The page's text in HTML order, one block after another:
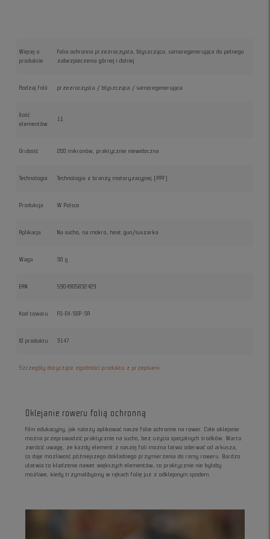
Więcej o
produkcie
Folia ochronna przezroczysta, błyszcząca, samoregenerująca do pełnego
zabezpieczenia górnej i dolnej
Rodzaj folii przezroczysta / błyszcząca / samoregenerująca
Ilość
elementów
11
Grubość 200 mikronów, praktycznie niewidoczna
Technologia Technologia z branży motoryzacyjnej (PPF)
Produkcja W Polsce
Aplikacja Na sucho, na mokro, heat gun/suszarka
Waga 30 g
EAN 5904905832429
Kod towaru FO-EX-SGP-SR
ID produktu 3147
Szczegóły dotyczące zgodności produktu z przepisami
Oklejanie roweru folią ochronną
Film edukacyjny, jak należy aplikować nasze folie ochronne na rower. Całe oklejanie
można przeprowadzić praktycznie na sucho, bez użycia specjalnych środków. Warto
zwrócić uwagę, że każdy element z naszej foli można łatwo oderwać od arkusza,
co daje możliwość późniejszego dokładnego przymierzenia do ramy roweru. Bardzo
ułatwia to kładzenie nawet większych elementów, co praktycznie nie byłoby
możliwe, kiedy trzymalibyśmy w rękach folię już z odklejonym spodem.